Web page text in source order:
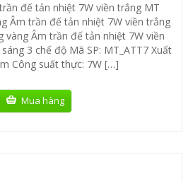
đế tản nhiệt 7W viền trắng MT
Âm trần đế tản nhiệt 7W viền trắng
vàng Âm trần đế tản nhiệt 7W viền
3 chế độ Mã SP: MT_ATT7 Xuất
Công suất thực: 7W […]
Mua hàng